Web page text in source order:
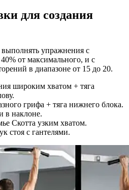
для создания
выполнять упражнения с
от максимального, и с
в диапазоне от 15 до 20.
широким хватом + тяга
грифа + тяга нижнего блока.
в наклоне.
Скотта узким хватом.
стоя с гантелями.